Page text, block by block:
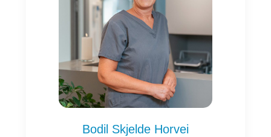
Bodil Skjelde Horvei